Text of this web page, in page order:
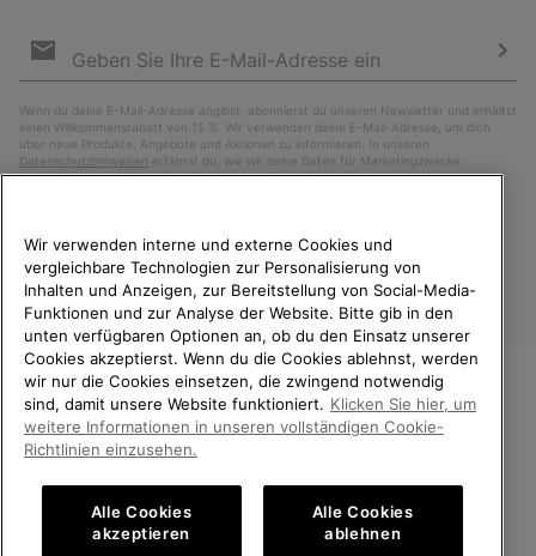
Anmeldung
Wenn du deine E-Mail-Adresse angibst, abonnierst du unseren Newsletter und erhältst
einen Willkommensrabatt von 15 %. Wir verwenden deine E-Mail-Adresse, um dich
über neue Produkte, Angebote und Aktionen zu informieren. In unseren
Datenschutzhinweisen erfährst du, wie wir deine Daten für Marketingzwecke
verarbeiten und wie du deine Zustimmung widerrufen kannst.
Österreich
©2026SOREL. Alle Rechte vorbehalten.
Datenschutz Nutzungsbedingungen
Allgemeine Verkaufsbedingungen Garantiebestimmungen
WILLKOMMEN BEI SOREL.
BITTE WÄHLEN SIE IHR
LIEFERLAND.
Online-Einkauf verfügbar
Wir verwenden interne und externe Cookies und
vergleichbare Technologien zur Personalisierung von
Inhalten und Anzeigen, zur Bereitstellung von Social-Media-
Funktionen und zur Analyse der Website. Bitte gib in den
unten verfügbaren Optionen an, ob du den Einsatz unserer
Cookies akzeptierst. Wenn du die Cookies ablehnst, werden
wir nur die Cookies einsetzen, die zwingend notwendig
sind, damit unsere Website funktioniert. Klicken Sie hier, um
weitere Informationen in unseren vollständigen Cookie-
Richtlinien einzusehen.
Alle Cookies
akzeptieren
Alle Cookies
ablehnen